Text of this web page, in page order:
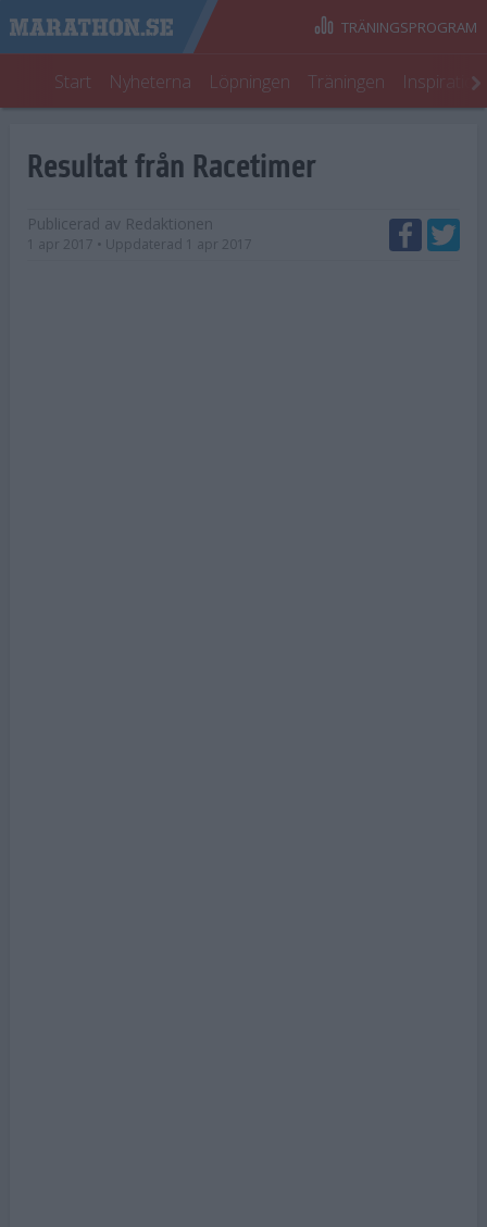
Start Nyheterna Löpningen Träningen
TRÄNINGSPROGRAM
Resultat från Racetimer
Publicerad av Redaktionen
1 apr 2017 • Uppdaterad 1 apr 2017